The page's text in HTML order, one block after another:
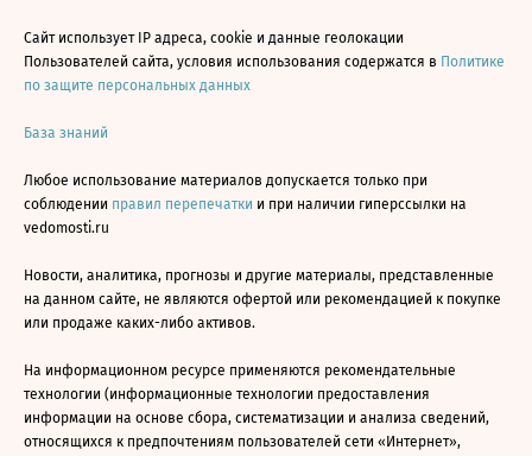
Сайт использует IP адреса, cookie и данные геолокации
Пользователей сайта, условия использования содержатся в Политике
по защите персональных данных
База знаний
Любое использование материалов допускается только при
соблюдении правил перепечатки и при наличии гиперссылки на
vedomosti.ru
Новости, аналитика, прогнозы и другие материалы, представленные
на данном сайте, не являются офертой или рекомендацией к покупке
или продаже каких-либо активов.
На информационном ресурсе применяются рекомендательные
технологии (информационные технологии предоставления
информации на основе сбора, систематизации и анализа сведений,
относящихся к предпочтениям пользователей сети «Интернет»,